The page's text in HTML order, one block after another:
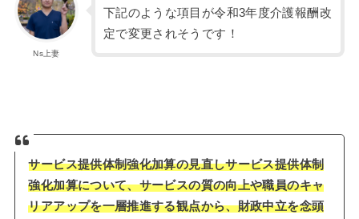
Ns上妻
下記のような項目が令和3年度介護報酬改
定で変更されそうです！
サービス提供体制強化加算の見直しサービス提供体制
強化加算について、サービスの質の向上や職員のキャ
リアアップを一層推進する観点から、財政中立を念頭